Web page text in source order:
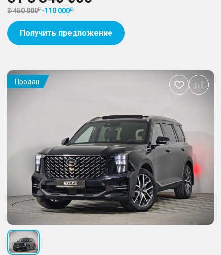
3 450 000 -110 000
Получить предложение
Продан
Добавить
в